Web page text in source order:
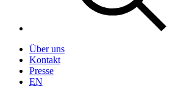
Über uns
Kontakt
Presse
EN